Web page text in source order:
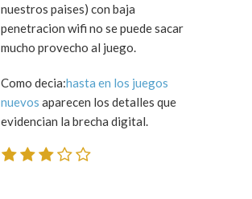
nuestros paises) con baja
penetracion wifi no se puede sacar
mucho provecho al juego.
Como decia:hasta en los juegos
nuevos aparecen los detalles que
evidencian la brecha digital.